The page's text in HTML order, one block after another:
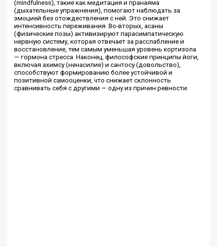
(mindfulness), такие как медитация и пранаяма
(дыхательные упражнения), помогают наблюдать за
эмоцией без отождествления с ней. Это снижает
интенсивность переживания. Во-вторых, асаны
(физические позы) активизируют парасимпатическую
нервную систему, которая отвечает за расслабление и
восстановление, тем самым уменьшая уровень кортизола
— гормона стресса. Наконец, философские принципы йоги,
включая ахимсу (ненасилие) и сантосу (довольство),
способствуют формированию более устойчивой и
позитивной самооценки, что снижает склонность
сравнивать себя с другими — одну из причин ревности.